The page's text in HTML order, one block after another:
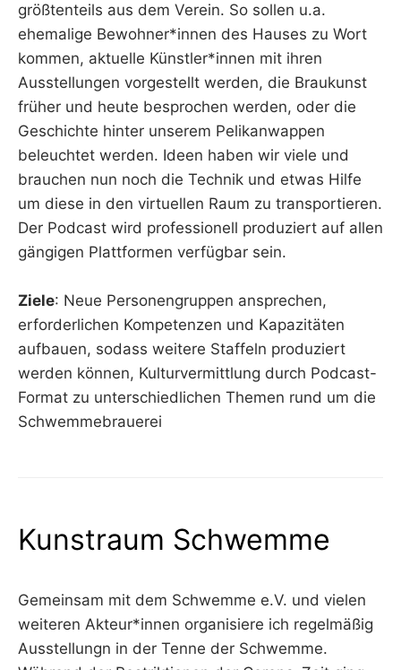
größtenteils aus dem Verein. So sollen u.a.
ehemalige Bewohner*innen des Hauses zu Wort
kommen, aktuelle Künstler*innen mit ihren
Ausstellungen vorgestellt werden, die Braukunst
früher und heute besprochen werden, oder die
Geschichte hinter unserem Pelikanwappen
beleuchtet werden. Ideen haben wir viele und
brauchen nun noch die Technik und etwas Hilfe
um diese in den virtuellen Raum zu transportieren.
Der Podcast wird professionell produziert auf allen
gängigen Plattformen verfügbar sein.
Ziele: Neue Personengruppen ansprechen,
erforderlichen Kompetenzen und Kapazitäten
aufbauen, sodass weitere Staffeln produziert
werden können, Kulturvermittlung durch Podcast-
Format zu unterschiedlichen Themen rund um die
Schwemmebrauerei
Kunstraum Schwemme
Gemeinsam mit dem Schwemme e.V. und vielen
weiteren Akteur*innen organisiere ich regelmäßig
Ausstellungn in der Tenne der Schwemme.